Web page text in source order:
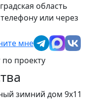
область
или через
мне
проекту
зимний дом 9х11